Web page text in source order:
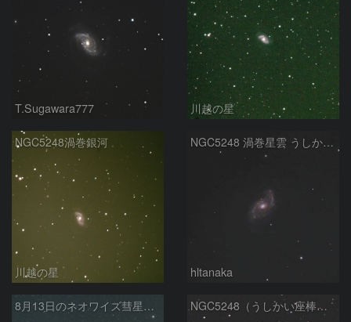
T.Sugawara777 川越の星
NGC5248渦巻銀河
川越の星
NGC5248 渦巻星雲 うしかい座
hltanaka
8月13日のネオワイズ彗星（C/2020 F3）&NGC5248 NGC5248（うしかい座棒渦巻銀河）